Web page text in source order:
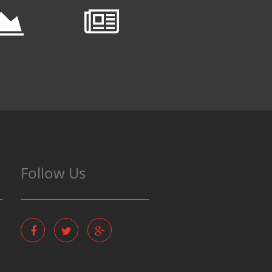
Follow Us